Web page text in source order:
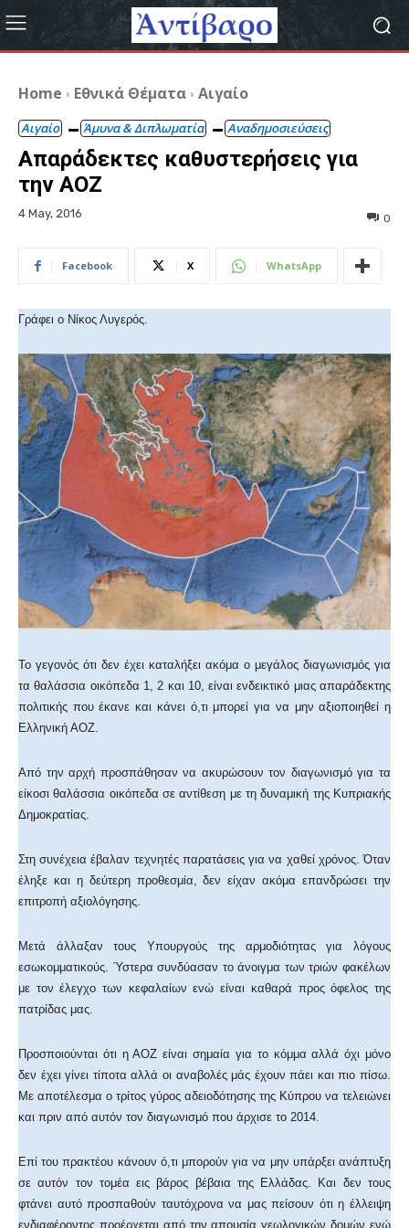
Home Εθνικά Θέματα Αιγαίο
Αιγαίο Άμυνα & Διπλωματία Αναδημοσιεύσεις
Απαράδεκτες καθυστερήσεις για
την ΑΟΖ
4 May, 2016 0
Facebook X WhatsApp
Γράφει ο Νίκος Λυγερός.
Το γεγονός ότι δεν έχει καταλήξει ακόμα ο μεγάλος διαγωνισμός για
τα θαλάσσια οικόπεδα 1, 2 και 10, είναι ενδεικτικό μιας απαράδεκτης
πολιτικής που έκανε και κάνει ό,τι μπορεί για να μην αξιοποιηθεί η
Ελληνική ΑΟΖ.
Από την αρχή προσπάθησαν να ακυρώσουν τον διαγωνισμό για τα
είκοσι θαλάσσια οικόπεδα σε αντίθεση με τη δυναμική της Κυπριακής
Δημοκρατίας.
Στη συνέχεια έβαλαν τεχνητές παρατάσεις για να χαθεί χρόνος. Όταν
έληξε και η δεύτερη προθεσμία, δεν είχαν ακόμα επανδρώσει την
επιτροπή αξιολόγησης.
Μετά άλλαξαν τους Υπουργούς της αρμοδιότητας για λόγους
εσωκομματικούς. Ύστερα συνδύασαν το άνοιγμα των τριών φακέλων
με τον έλεγχο των κεφαλαίων ενώ είναι καθαρά προς όφελος της
πατρίδας μας.
Προσποιούνται ότι η ΑΟΖ είναι σημαία για το κόμμα αλλά όχι μόνο
δεν έχει γίνει τίποτα αλλά οι αναβολές μάς έχουν πάει και πιο πίσω.
Με αποτέλεσμα ο τρίτος γύρος αδειοδότησης της Κύπρου να τελειώνει
και πριν από αυτόν τον διαγωνισμό που άρχισε το 2014.
Επί του πρακτέου κάνουν ό,τι μπορούν για να μην υπάρξει ανάπτυξη
σε αυτόν τον τομέα εις βάρος βέβαια της Ελλάδας. Και δεν τους
φτάνει αυτό προσπαθούν ταυτόχρονα να μας πείσουν ότι η έλλειψη
ενδιαφέροντος προέρχεται από την απουσία γεωλογικών δομών ενώ